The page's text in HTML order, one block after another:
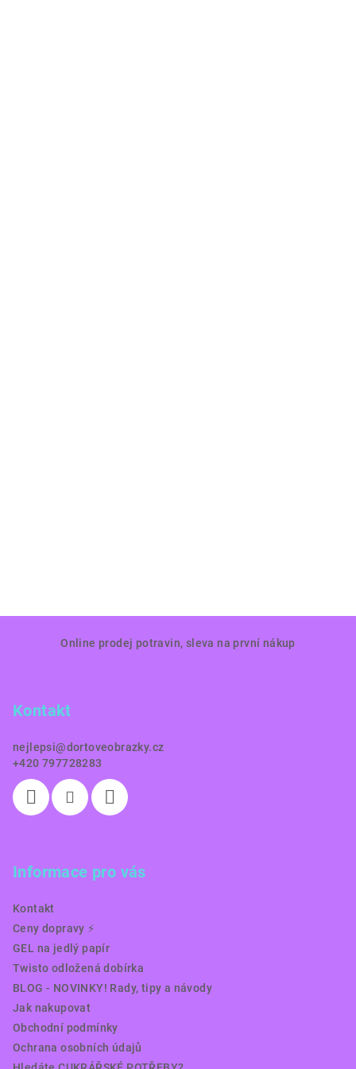
Online prodej potravin, sleva na první nákup
Kontakt
nejlepsi@dortoveobrazky.cz
+420 797728283
Informace pro vás
Kontakt
Ceny dopravy ⚡️
GEL na jedlý papír
Twisto odložená dobírka
BLOG - NOVINKY! Rady, tipy a návody
Jak nakupovat
Obchodní podmínky
Ochrana osobních údajů